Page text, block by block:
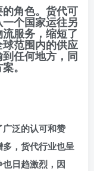
角色。货代可
个国家运往另
服务，缩短了
范围内的供应
任何地方，同
。
泛的认可和赞
，货代行业也呈
日趋激烈，因